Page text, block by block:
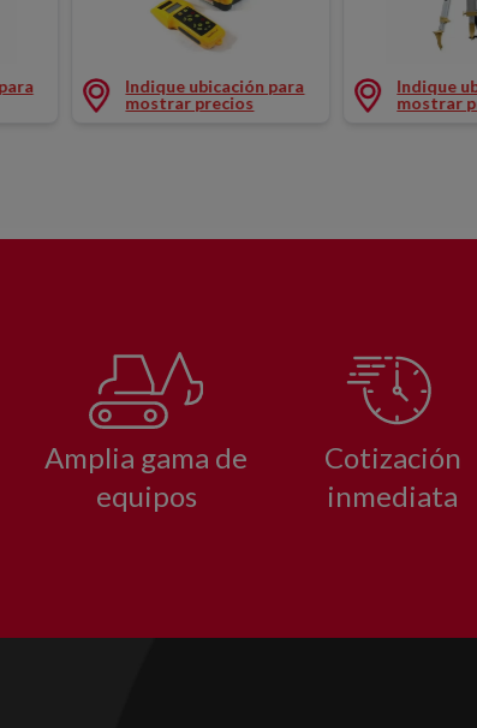
Indique ubicación para
mostrar precios
Indique
mostrar
Amplia gama de
equipos
Cotización
inmediata